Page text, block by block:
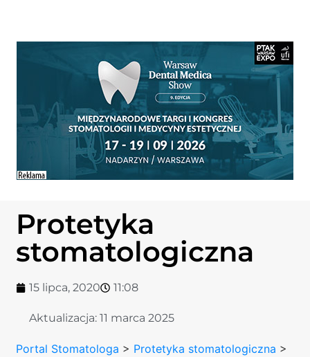
Protetyka
stomatologiczna
15 lipca, 2020 11:08
Aktualizacja:11 marca 2025
Portal Stomatologa > Protetyka stomatologiczna >